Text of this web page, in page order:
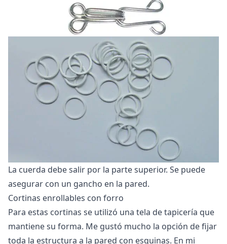
La cuerda debe salir por la parte superior. Se puede
asegurar con un gancho en la pared.
Cortinas enrollables con forro
Para estas cortinas se utilizó una tela de tapicería que
mantiene su forma. Me gustó mucho la opción de fijar
toda la estructura a la pared con esquinas. En mi